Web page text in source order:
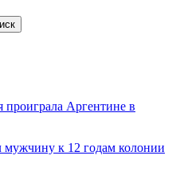
Аргентине в
мужчину к 12 годам колонии